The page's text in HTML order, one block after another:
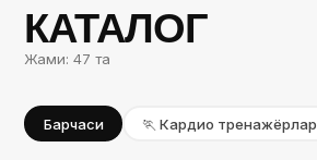
КАТАЛОГ
Жами: 47 та
Барчаси 🏃 Кардио тренажёрлар